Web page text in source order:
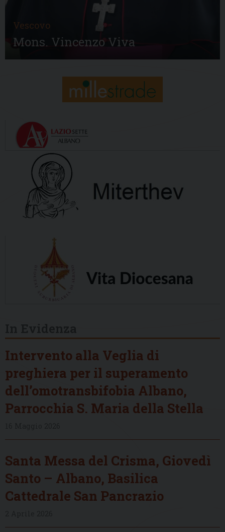
Vescovo
Mons. Vincenzo Viva
Intervento alla Veglia di
preghiera per il superamento
dell’omotransbifobia Albano,
Parrocchia S. Maria della Stella
Santa Messa del Crisma, Giovedì
Santo – Albano, Basilica
Cattedrale San Pancrazio